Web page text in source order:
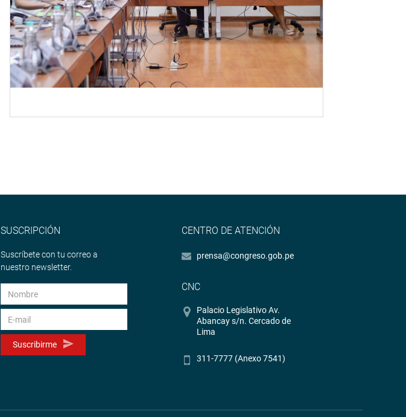
SUSCRIPCIÓN
Suscríbete con tu correo a
nuestro newsletter.
Suscribirme
CENTRO DE ATENCIÓN
prensa@congreso.gob.pe
CNC
Palacio Legislativo Av.
Abancay s/n. Cercado de
Lima
311-7777 (Anexo 7541)